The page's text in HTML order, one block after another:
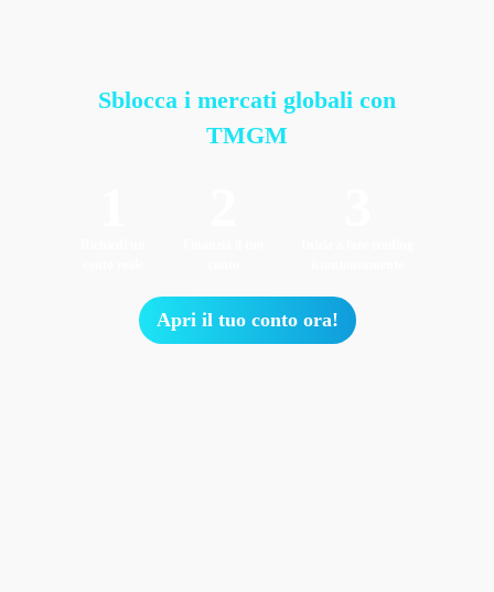
Sblocca i mercati globali con
TMGM
Apri il tuo conto ora!